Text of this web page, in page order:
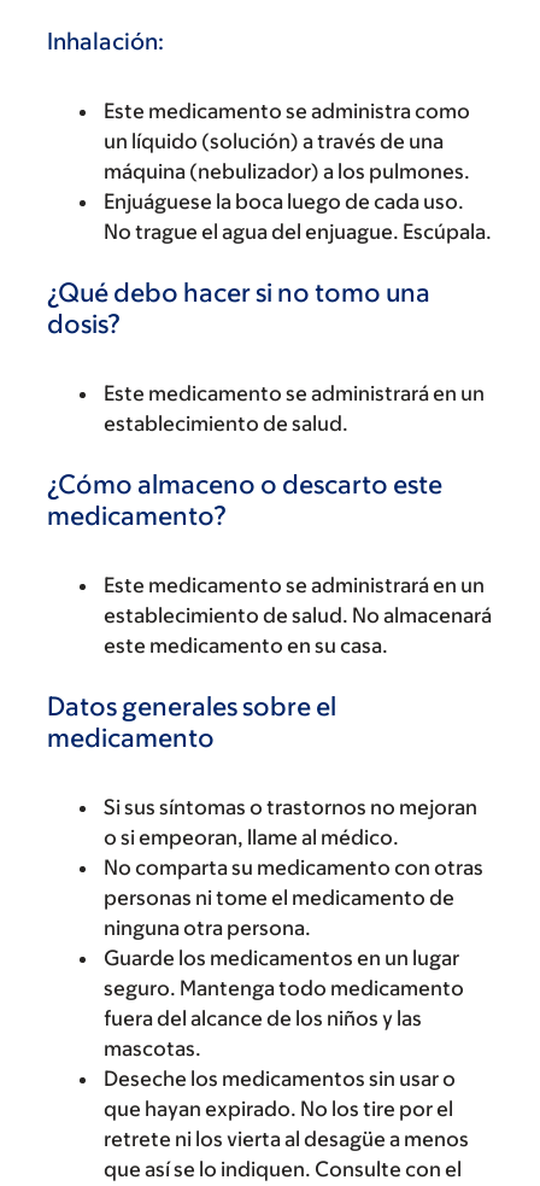
Inhalación:
Este medicamento se administra como
un líquido (solución) a través de una
máquina (nebulizador) a los pulmones.
Enjuáguese la boca luego de cada uso.
No trague el agua del enjuague. Escúpala.
¿Qué debo hacer si no tomo una
dosis?
Este medicamento se administrará en un
establecimiento de salud.
¿Cómo almaceno o descarto este
medicamento?
Este medicamento se administrará en un
establecimiento de salud. No almacenará
este medicamento en su casa.
Datos generales sobre el
medicamento
Si sus síntomas o trastornos no mejoran
o si empeoran, llame al médico.
No comparta su medicamento con otras
personas ni tome el medicamento de
ninguna otra persona.
Guarde los medicamentos en un lugar
seguro. Mantenga todo medicamento
fuera del alcance de los niños y las
mascotas.
Deseche los medicamentos sin usar o
que hayan expirado. No los tire por el
retrete ni los vierta al desagüe a menos
que así se lo indiquen. Consulte con el